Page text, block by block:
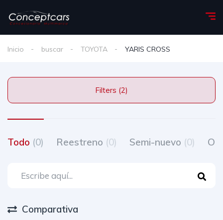
Inicio buscar TOYOTA YARIS CROSS
Filters (2)
Todo (0) Reestreno (0) Semi-nuevo (0)
Comparativa